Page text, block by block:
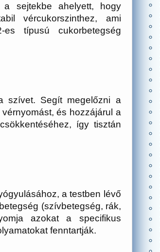
sejtekbe ahelyett, hogy
vércukorszinthez, ami
típusú cukorbetegség
szívet. Segít megelőzni a
és hozzájárul a
így tisztán
a testben lévő
(szívbetegség, rák,
azokat a specifikus
fenntartják.